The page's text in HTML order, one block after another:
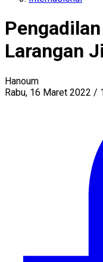
Larangan
Hanoum
Rabu, 16 Maret 2022 /